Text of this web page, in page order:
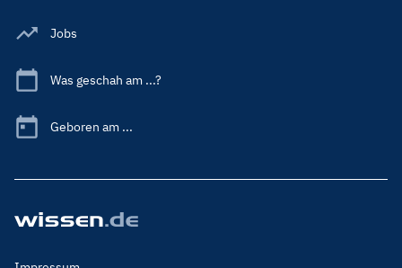
Jobs
Was geschah am ...?
Geboren am ...